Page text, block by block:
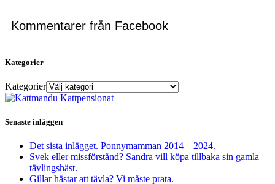
Kommentarer från Facebook
Kategorier
Kategorier
Senaste inläggen
Det sista inlägget. Ponnymamman 2014 – 2024.
Svek eller missförstånd? Sandra vill köpa tillbaka sin gamla
tävlingshäst.
Gillar hästar att tävla? Vi måste prata.